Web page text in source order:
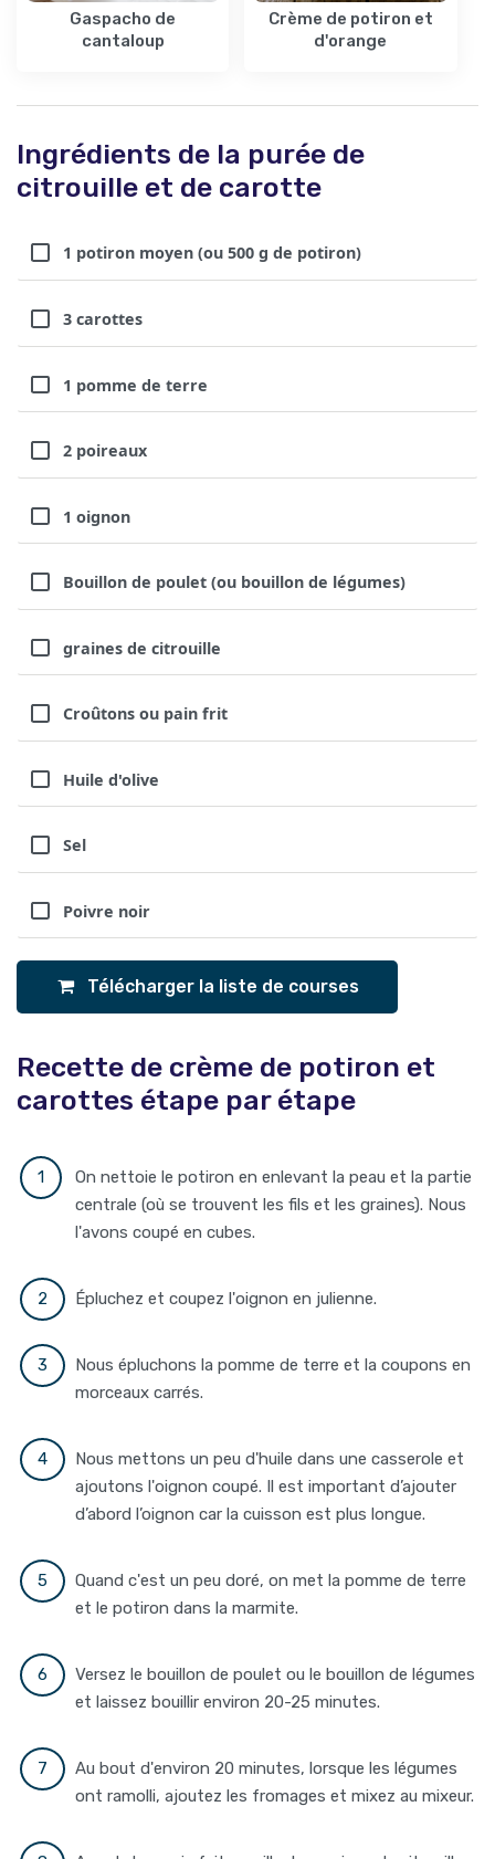
Gaspacho de
cantaloup
Crème de potiron et
d'orange
Ingrédients de la purée de
citrouille et de carotte
1 potiron moyen (ou 500 g de potiron)
3 carottes
1 pomme de terre
2 poireaux
1 oignon
Bouillon de poulet (ou bouillon de légumes)
graines de citrouille
Croûtons ou pain frit
Huile d'olive
Sel
Poivre noir
Télécharger la liste de courses
Recette de crème de potiron et
carottes étape par étape
On nettoie le potiron en enlevant la peau et la partie
centrale (où se trouvent les fils et les graines). Nous
l'avons coupé en cubes.
Épluchez et coupez l'oignon en julienne.
Nous épluchons la pomme de terre et la coupons en
morceaux carrés.
Nous mettons un peu d'huile dans une casserole et
ajoutons l'oignon coupé. Il est important d’ajouter
d’abord l’oignon car la cuisson est plus longue.
Quand c'est un peu doré, on met la pomme de terre
et le potiron dans la marmite.
Versez le bouillon de poulet ou le bouillon de légumes
et laissez bouillir environ 20-25 minutes.
Au bout d'environ 20 minutes, lorsque les légumes
ont ramolli, ajoutez les fromages et mixez au mixeur.